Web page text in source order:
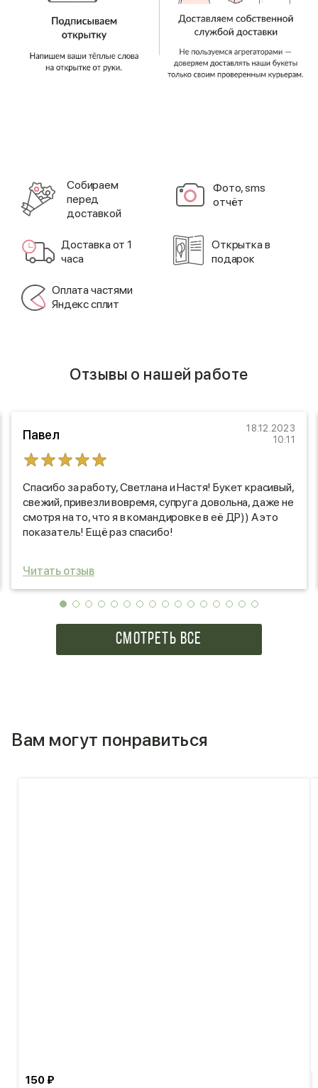
Cобираем
перед
доставкой
Фото, sms
отчёт
Доставка от 1
часа
Открытка в
подарок
Оплата частями
Яндекс сплит
Отзывы о нашей работе
Павел
18.12.2023
10:11
Спасибо за работу, Светлана и Настя! Букет красивый,
свежий, привезли вовремя, супруга довольна, даже не
смотря на то, что я в командировке в её ДР)) А это
показатель! Ещё раз спасибо!
Читать отзыв
СМОТРЕТЬ ВСЕ
Вам могут понравиться
150 ₽